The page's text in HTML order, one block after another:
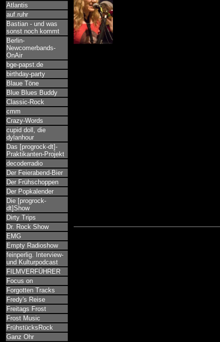
Atlantis
auf.ruhr
Bastian - und was
sonst noch kommt
Berlin-
Newcomerbands-
OnAir
bge-papst.de
birthday-party
Blaue Töne
Blue Blues Buddy
Classic-Rock
cmm
Crazy-Words
cupid doll, die
dylanhour
Das [progrock-dt]-
Praktikanten-Projekt
decoderradio
Der Feierabend-Bier
Der Frühschoppen
Der Popkalender
Die [progrock-
dt]Show
Dirty Trips
Dr. Rock Show
EMG
Empty Radioshow
feinperlig. Interview-
und Kulturpodcast
FILMVERFÜHRER
Focus on
Forgotten Tracks
Fredy's Reise
Freitags Frost
Frost Music
FrühstücksRock
Ganz Ohr